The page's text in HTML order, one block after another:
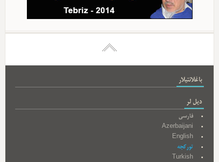
باغلانتیلار
دیل لر
فارسی
Azerbaijani
English
تورکجه
Turkish